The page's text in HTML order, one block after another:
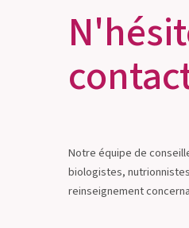
Notre équipe de
biologistes,
reinseignement